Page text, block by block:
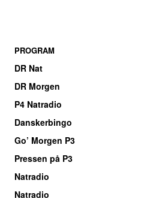
PROGRAM
DR Nat
DR Morgen
P4 Natradio
Danskerbingo
Go’ Morgen P3
Pressen på P3
Natradio
Natradio